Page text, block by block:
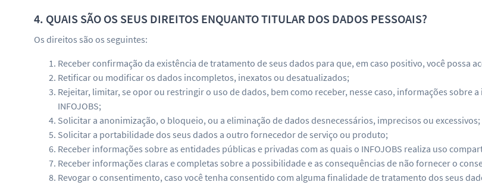
4. QUAIS SÃO OS SEUS DIREITOS ENQUANTO TITULAR DOS DADOS PESSOAIS?
Os direitos são os seguintes:
Receber confirmação da existência de tratamento de seus dados para que, em caso positivo, você possa
Retificar ou modificar os dados incompletos, inexatos ou desatualizados;
Rejeitar, limitar, se opor ou restringir o uso de dados, bem como receber, nesse caso, informações sobre
INFOJOBS;
Solicitar a anonimização, o bloqueio, ou a eliminação de dados desnecessários, imprecisos ou excessivos;
Solicitar a portabilidade dos seus dados a outro fornecedor de serviço ou produto;
Receber informações sobre as entidades públicas e privadas com as quais o INFOJOBS realiza uso
Receber informações claras e completas sobre a possibilidade e as consequências de não fornecer o
Revogar o consentimento, caso você tenha consentido com alguma finalidade de tratamento dos seus